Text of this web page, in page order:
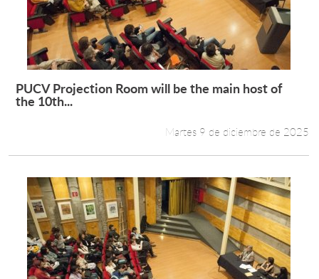
Leer más +
PUCV Projection Room will be the main host of
the 10th...
Martes 9 de diciembre de 2025